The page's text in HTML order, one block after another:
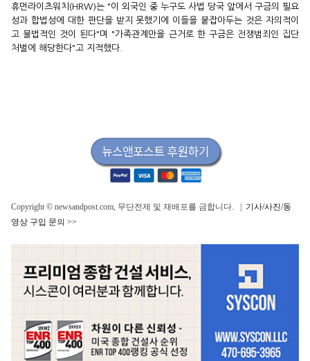
휴먼라이츠워치(HRW)는 "이 외국인 중 누구도 사법 당국 앞에서 구금의 필요
성과 합법성에 대한 판단을 받지 못했기에 이들을 붙잡아두는 것은 자의적이
고 불법적인 것이 된다"며 "가족관계만을 근거로 한 구금은 전쟁범죄인 집단
처벌에 해당한다"고 지적했다.
Copyright © newsandpost.com, 무단전제 및 재배포를 금합니다. | 기사/사진/동
영상 구입 문의 >>